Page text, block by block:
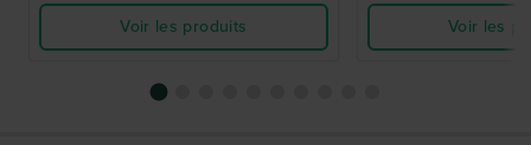
Voir les produits
Voir les